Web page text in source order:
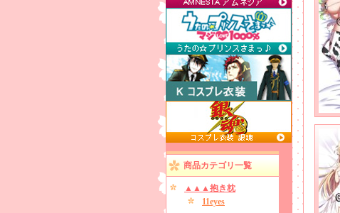
商品カテゴリ一覧
▲▲▲抱き枕
11eyes